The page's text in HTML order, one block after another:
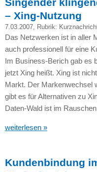
– Xing-Nutzung
7.03.2007, Rubrik:
Das Netzwerken ist in aller
auch professionell für eine
Im Business-Berich gab es
jetzt Xing heißt. Xing ist
Markt. Der Markenwechsel
gibt es für Alternativen zu
Daten-Wald ist im
weiterlesen »
Kundenbindung